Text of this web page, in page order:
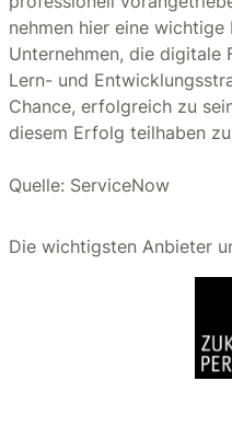
nehmen hier eine wichtige
Unternehmen, die digitale
Lern- und
Chance, erfolgreich zu
diesem Erfolg teilhaben
Quelle: ServiceNow
Die wichtigsten Anbieter